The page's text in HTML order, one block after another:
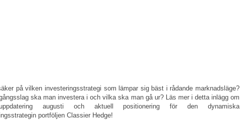
på vilken investeringsstrategi som lämpar sig bäst i rådande marknadsläge?
ska man investera i och vilka ska man gå ur? Läs mer i detta inlägg om
augusti och aktuell positionering för den dynamiska
portföljen Classier Hedge!